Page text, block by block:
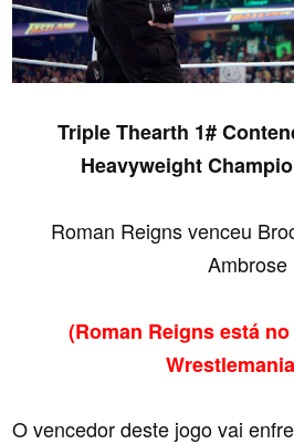
Triple Thearth 1#
Heavyweight
Roman Reigns venceu
Ambrose
(Roman Reigns está
O vencedor deste jogo vai